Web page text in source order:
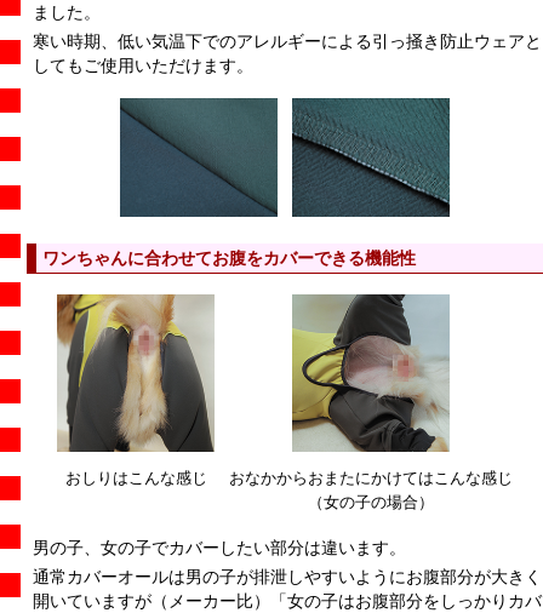
ました。
寒い時期、低い気温下でのアレルギーによる引っ掻き防止ウェアと
してもご使用いただけます。
ワンちゃんに合わせてお腹をカバーできる機能性
おしりはこんな感じ
おなかからおまたにかけてはこんな感じ
（女の子の場合）
男の子、女の子でカバーしたい部分は違います。
通常カバーオールは男の子が排泄しやすいようにお腹部分が大きく
開いていますが（メーカー比）「女の子はお腹部分をしっかりカバ